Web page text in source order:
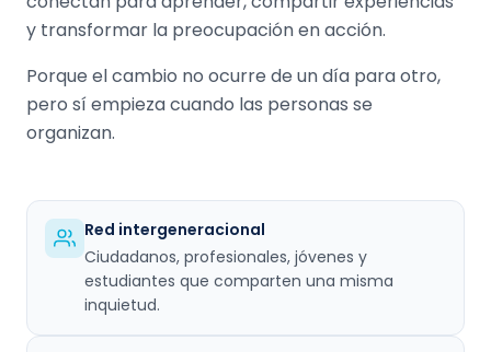
y transformar la preocupación en acción.
Porque el cambio no ocurre de un día para otro,
pero sí empieza cuando las personas se
organizan.
Red intergeneracional
Ciudadanos, profesionales, jóvenes y
estudiantes que comparten una misma
inquietud.